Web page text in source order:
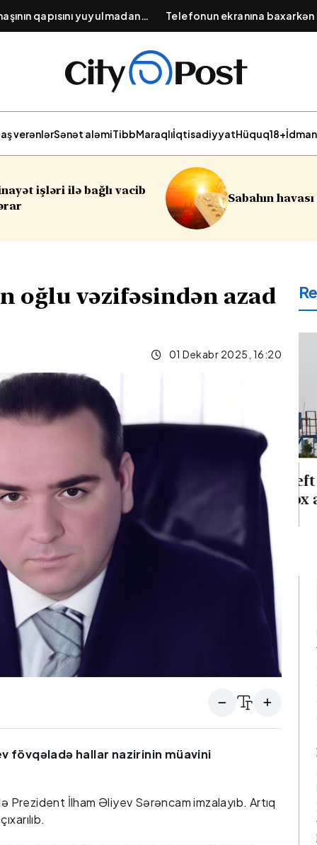
qapısını yuyulmadan
lazımdırmı?
Telefonun ekranına
ağrıları: "Rəqəmsal duruş"
verənlərSənət aləmiTibbMaraqlıİqtisadiyyatHüquq18+İdman
Sabahın havası açıqlanıb
oğlu vəzifəsindən azad
01 Dekabr 2025, 16:20
fövqəladə hallar nazirinin müavini
İlham Əliyev Sərəncam imzalayıb. Artıq
verib
Neft qiymətləri 5 %-dən
çox aşağı düşüb